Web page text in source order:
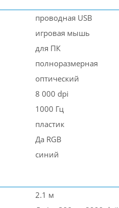
проводная USB
игровая мышь
для ПК
полноразмерная
оптический
8 000 dpi
1000 Гц
пластик
Да RGB
синий
2.1 м